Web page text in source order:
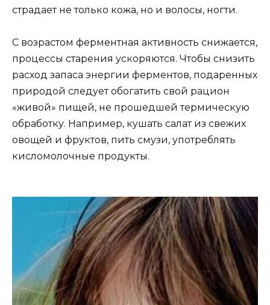
страдает не только кожа, но и волосы, ногти.
С возрастом ферментная активность снижается,
процессы старения ускоряются. Чтобы снизить
расход запаса энергии ферментов, подаренных
природой следует обогатить свой рацион
«живой» пищей, не прошедшей термическую
обработку. Например, кушать салат из свежих
овощей и фруктов, пить смузи, употреблять
кисломолочные продукты.